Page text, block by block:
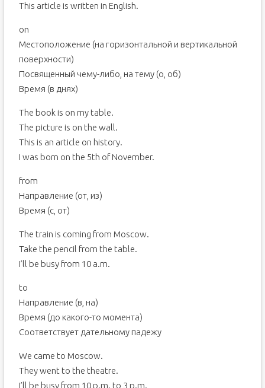
This article is written in English.
on
Местоположение (на горизонтальной и вертикальной
поверхности)
Посвященный чему-либо, на тему (о, об)
Время (в днях)
The book is on my table.
The picture is on the wall.
This is an article on history.
I was born on the 5th of November.
from
Направление (от, из)
Время (с, от)
The train is coming from Moscow.
Take the pencil from the table.
I’ll be busy from 10 a.m.
to
Направление (в, на)
Время (до какого-то момента)
Соответствует дательному падежу
We came to Moscow.
They went to the theatre.
I’ll be busy from 10 p.m. to 3 p.m.